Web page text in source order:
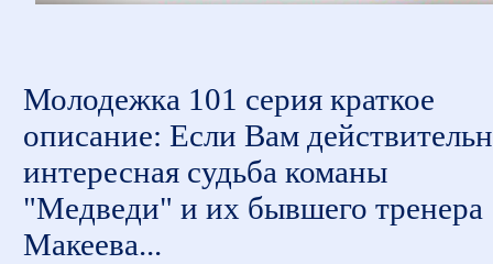
Молодежка 101 серия краткое
описание: Если Вам
интересная судьба команы
"Медведи" и их бывшего тренера
Макеева...